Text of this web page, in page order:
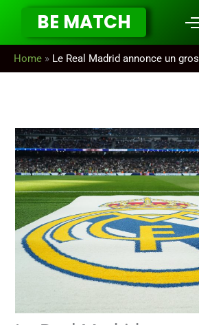
contenu
BE MATCH
Home » Le Real Madrid annonce un